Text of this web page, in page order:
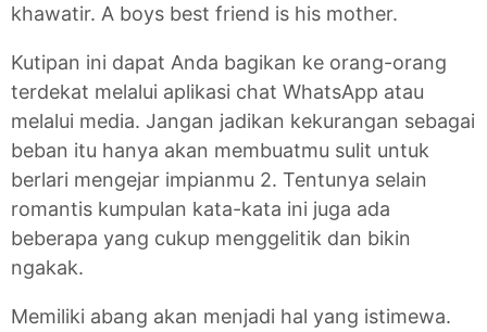
khawatir. A boys best friend is his mother.
Kutipan ini dapat Anda bagikan ke orang-orang
terdekat melalui aplikasi chat WhatsApp atau
melalui media. Jangan jadikan kekurangan sebagai
beban itu hanya akan membuatmu sulit untuk
berlari mengejar impianmu 2. Tentunya selain
romantis kumpulan kata-kata ini juga ada
beberapa yang cukup menggelitik dan bikin
ngakak.
Memiliki abang akan menjadi hal yang istimewa.